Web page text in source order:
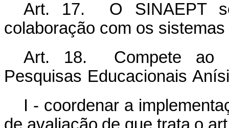
Art. 17. O SINAEPT
colaboração com os
Art.
18. Compete ao
Pesquisas Educacionais
I - coordenar a